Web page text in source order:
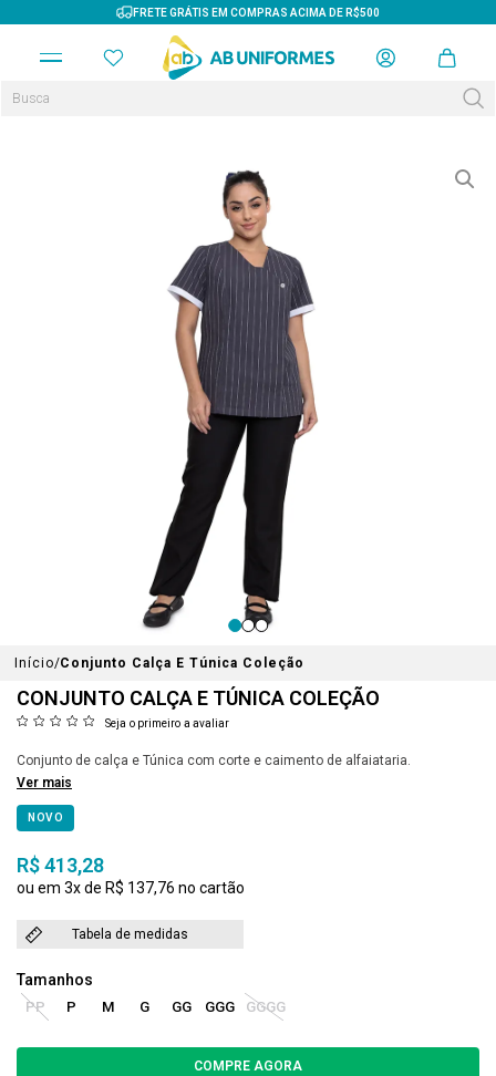
FRETE GRÁTIS EM COMPRAS ACIMA DE R$500
Início Conjunto Calça E Túnica Coleção
CONJUNTO CALÇA E TÚNICA COLEÇÃO
Seja o primeiro a avaliar
Conjunto de calça e Túnica com corte e caimento de alfaiataria.
Ver mais
NOVO
R$ 413,28
3x R$ 137,76
Tabela de medidas
PP P M G GG GGG GGGG